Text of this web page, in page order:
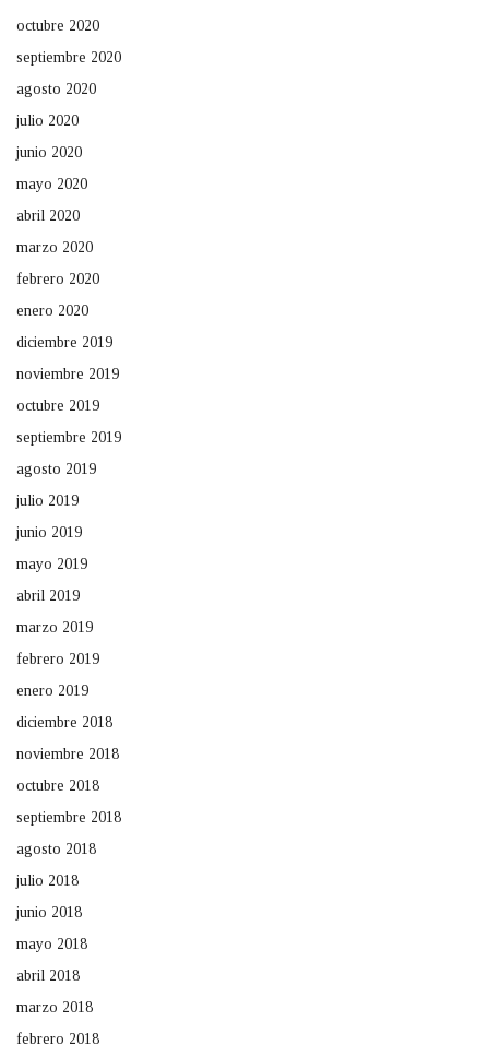
octubre 2020
septiembre 2020
agosto 2020
julio 2020
junio 2020
mayo 2020
abril 2020
marzo 2020
febrero 2020
enero 2020
diciembre 2019
noviembre 2019
octubre 2019
septiembre 2019
agosto 2019
julio 2019
junio 2019
mayo 2019
abril 2019
marzo 2019
febrero 2019
enero 2019
diciembre 2018
noviembre 2018
octubre 2018
septiembre 2018
agosto 2018
julio 2018
junio 2018
mayo 2018
abril 2018
marzo 2018
febrero 2018